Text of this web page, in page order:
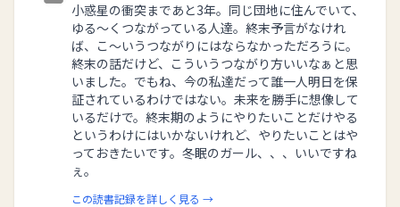
小惑星の衝突まであと3年。同じ団地に住んでいて、
ゆる〜くつながっている人達。終末予言がなけれ
ば、こ〜いうつながりにはならなかっただろうに。
終末の話だけど、こういうつながり方いいなぁと思
いました。でもね、今の私達だって誰一人明日を保
証されているわけではない。未来を勝手に想像して
いるだけで。終末期のようにやりたいことだけやる
というわけにはいかないけれど、やりたいことはや
っておきたいです。冬眠のガール、、、いいですね
ぇ。
この読書記録を詳しく見る →